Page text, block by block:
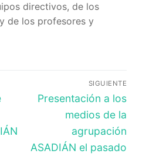
directivos, de los
de los profesores y
SIGUIENTE
Entrada
siguiente:
Presentación a los
medios de la
agrupación
ASADIÁN el pasado